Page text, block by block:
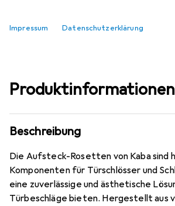
Impressum Datenschutzerklärung
Kostenloser Versand ab 30,– i
Produktinformationen
Beschreibung
Die Aufsteck-Rosetten von Kaba sind
Komponenten für Türschlösser und
eine zuverlässige und ästhetische
Türbeschläge bieten. Hergestellt aus